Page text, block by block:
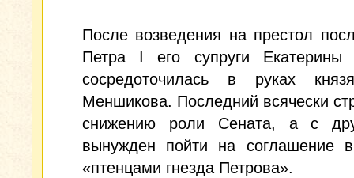
После возведения на престол
Петра I его супруги Екатерины
сосредоточилась в руках
Меншикова. Последний всячески
снижению роли Сената, а с
вынужден пойти на соглашение
«птенцами гнезда Петрова».